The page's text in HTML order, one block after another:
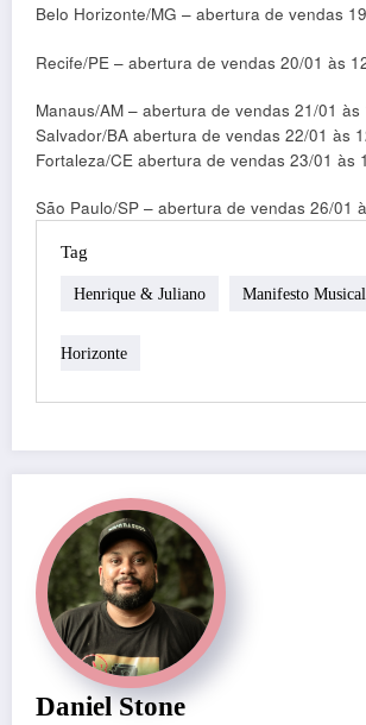
Belo Horizonte/MG – abertura de vendas
Recife/PE – abertura de vendas 20/01 às
Manaus/AM – abertura de vendas 21/01 às
⁠Salvador/BA abertura de vendas 22/01 às
⁠Fortaleza/CE abertura de vendas 23/01 às
São Paulo/SP – abertura de vendas 26/01
Tag
Henrique & Juliano Manifesto
Horizonte
Daniel Stone